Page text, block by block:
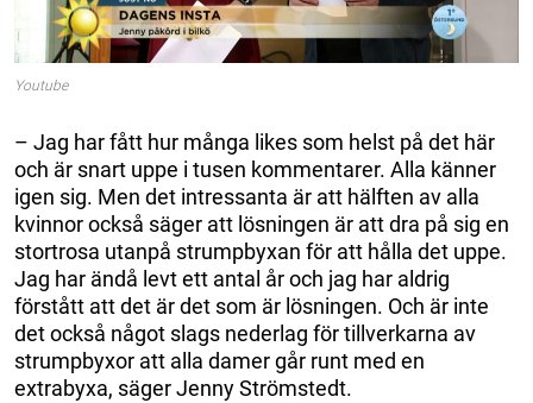
Youtube
– Jag har fått hur många likes som helst på det här
och är snart uppe i tusen kommentarer. Alla känner
igen sig. Men det intressanta är att hälften av alla
kvinnor också säger att lösningen är att dra på sig en
stortrosa utanpå strumpbyxan för att hålla det uppe.
Jag har ändå levt ett antal år och jag har aldrig
förstått att det är det som är lösningen. Och är inte
det också något slags nederlag för tillverkarna av
strumpbyxor att alla damer går runt med en
extrabyxa, säger Jenny Strömstedt.